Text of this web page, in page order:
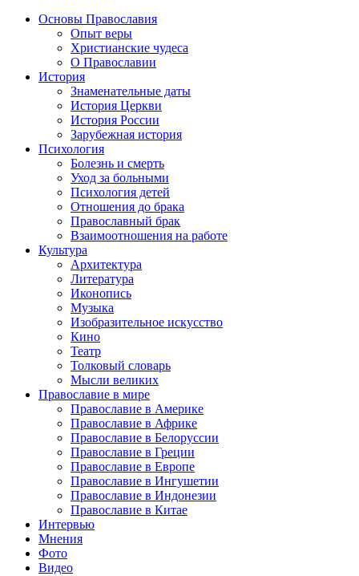
Основы Православия
Опыт веры
Христианские чудеса
О Православии
История
Знаменательные даты
История Церкви
История России
Зарубежная история
Психология
Болезнь и смерть
Уход за больными
Психология детей
Отношения до брака
Православный брак
Взаимоотношения на работе
Культура
Архитектура
Литература
Иконопись
Музыка
Изобразительное искусство
Кино
Театр
Толковый словарь
Мысли великих
Православие в мире
Православие в Америке
Православие в Африке
Православие в Белоруссии
Православие в Греции
Православие в Европе
Православие в Ингушетии
Православие в Индонезии
Православие в Китае
Интервью
Мнения
Фото
Видео